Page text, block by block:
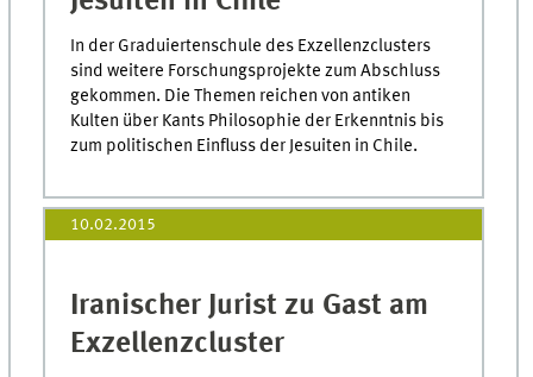
In der Graduiertenschule des Exzellenzclusters
sind weitere Forschungsprojekte zum Abschluss
gekommen. Die Themen reichen von antiken
Kulten über Kants Philosophie der Erkenntnis bis
zum politischen Einfluss der Jesuiten in Chile.
10.02.2015
Iranischer Jurist zu Gast am
Exzellenzcluster